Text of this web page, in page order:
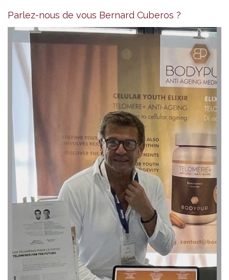
Parlez-nous de vous Bernard Cuberos ?